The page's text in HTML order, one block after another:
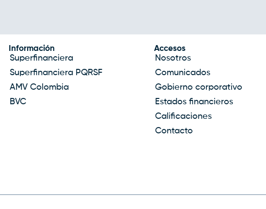
Información
Superfinanciera
Superfinanciera PQRSF
AMV Colombia
BVC
Accesos
Nosotros
Comunicados
Gobierno corporativo
Estados financieros
Calificaciones
Contacto